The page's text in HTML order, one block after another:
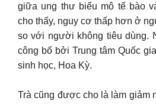
giữa ung thư biểu mô tế bào
cho thấy, nguy cơ thấp hơn ở
so với người không tiêu dùng.
công bố bởi Trung tâm Quốc
sinh học, Hoa Kỳ.
Trà cũng được cho là làm giảm